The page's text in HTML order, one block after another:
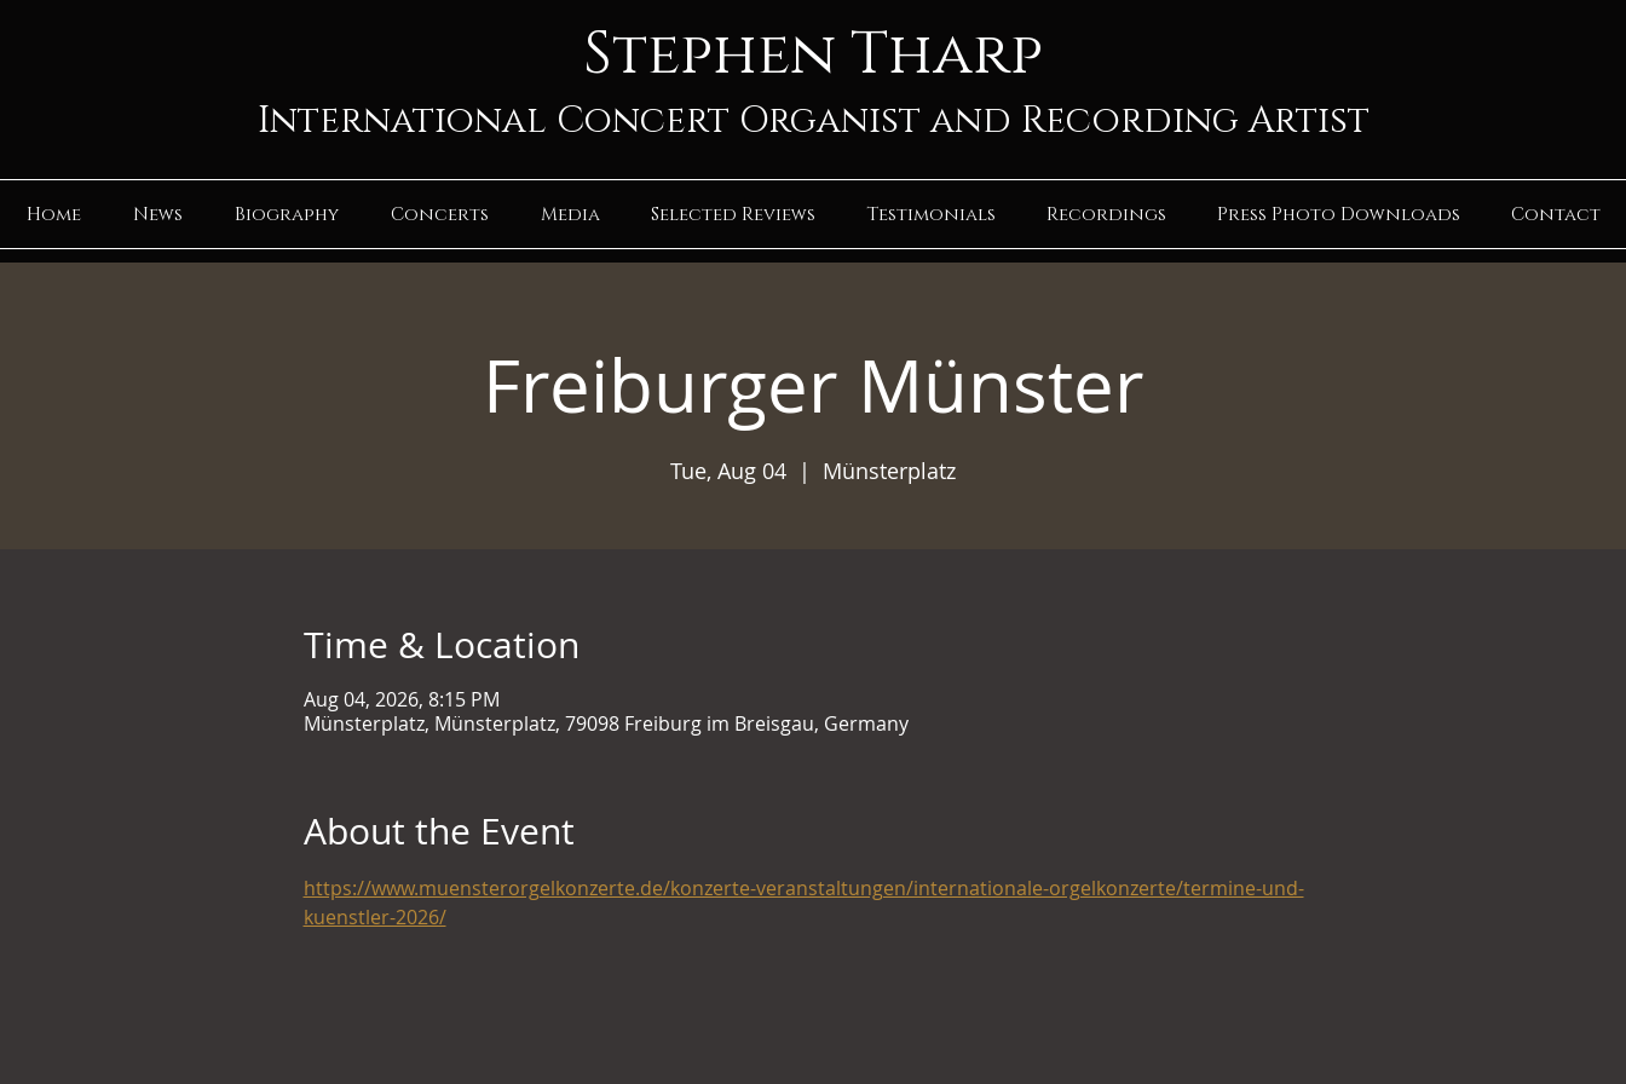
Stephen Tharp
International Concert Organist and Recording Artist
Home News Biography Concerts Media Selected Reviews Testimonials Recordings Press Photo Downloads Contact
Freiburger Münster
Tue, Aug 04
  |
Münsterplatz
Time & Location
Aug 04, 2026, 8:15 PM
Münsterplatz, Münsterplatz, 79098 Freiburg im Breisgau, Germany
About the Event
https://www.muensterorgelkonzerte.de/konzerte-veranstaltungen/internationale-orgelkonzerte/termine-und-
kuenstler-2026/